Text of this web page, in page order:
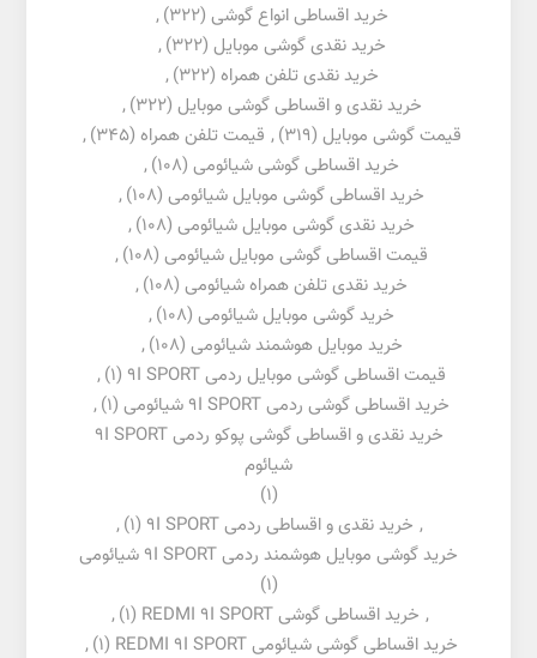
خرید اقساطی انواع گوشی (322)
,
خرید نقدی گوشی موبایل (322)
,
خرید نقدی تلفن همراه (322)
,
خرید نقدی و اقساطی گوشی موبایل (322)
,
قیمت گوشی موبایل (319)
, قیمت تلفن همراه (345)
,
خرید اقساطی گوشی شیائومی (108)
,
خرید اقساطی گوشی موبایل شیائومی (108)
,
خرید نقدی گوشی موبایل شیائومی (108)
,
قیمت اقساطی گوشی موبایل شیائومی (108)
,
خرید نقدی تلفن همراه شیائومی (108)
,
خرید گوشی موبایل شیائومی (108)
,
خرید موبایل هوشمند شیائومی (108)
,
قیمت اقساطی گوشی موبایل ردمی 9I SPORT
(1)
,
خرید اقساطی گوشی ردمی 9I SPORT شیائومی
(1)
,
خرید نقدی و اقساطی گوشی پوکو ردمی 9I SPORT
شیائوم
(1)
, خرید نقدی و اقساطی ردمی 9I SPORT (1)
,
خرید گوشی موبایل هوشمند ردمی 9I SPORT شیائومی
(1)
, خرید اقساطی گوشی REDMI 9I SPORT (1)
,
خرید اقساطی گوشی شیائومی REDMI 9I SPORT
(1)
,